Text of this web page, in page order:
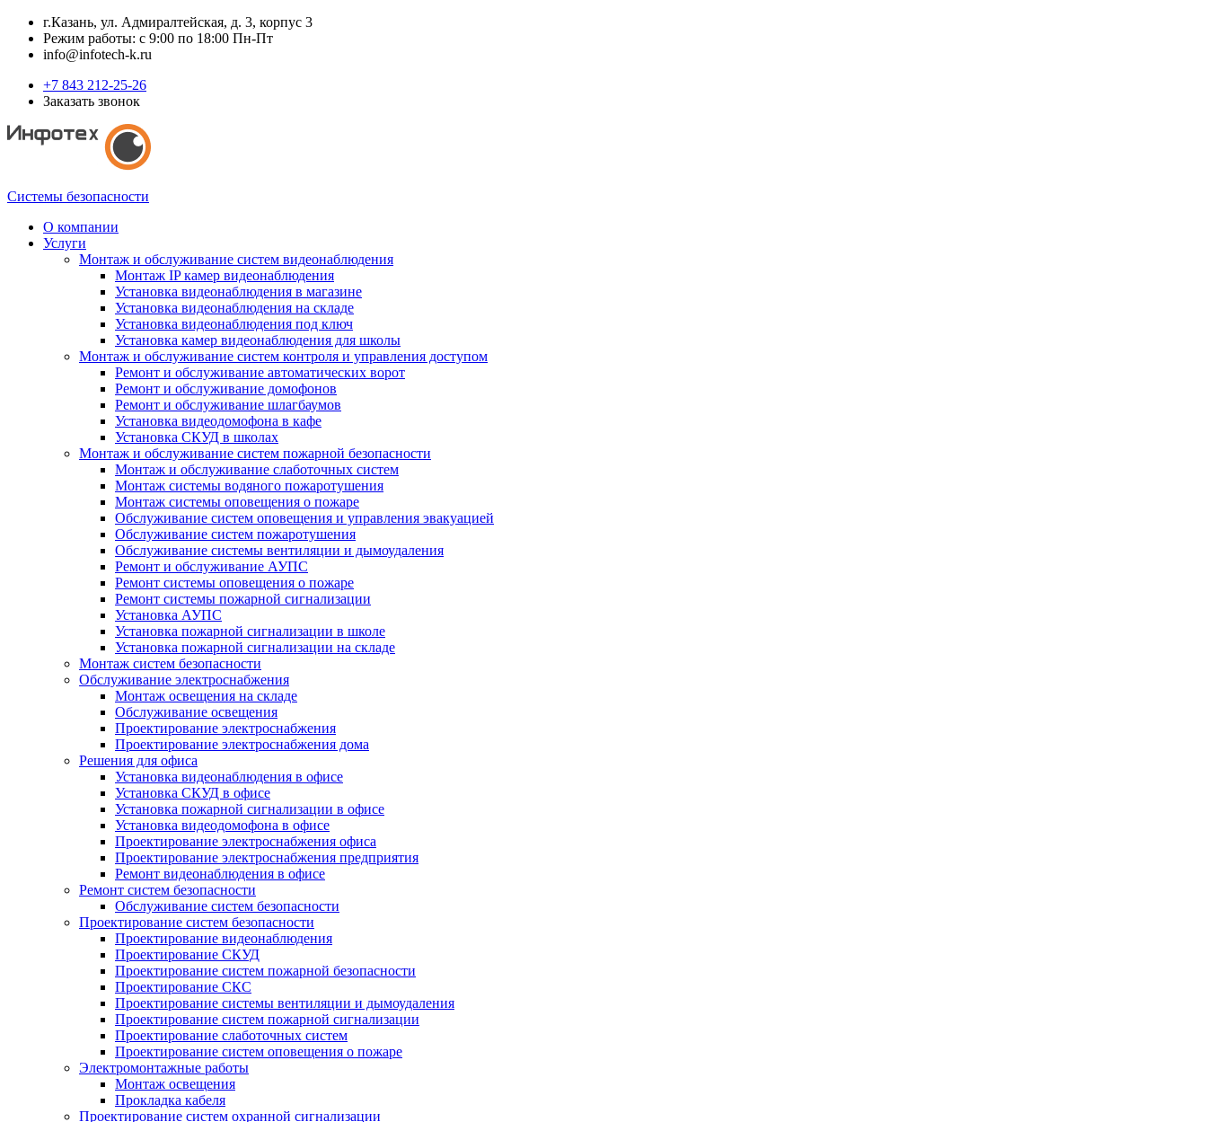
г.Казань, ул. Адмиралтейская, д. 3, корпус 3
Режим работы: с 9:00 по 18:00 Пн-Пт
info@infotech-k.ru
+7 843 212-25-26
Заказать звонок
Системы безопасности
О компании
Услуги
Монтаж и обслуживание систем видеонаблюдения
Монтаж IP камер видеонаблюдения
Установка видеонаблюдения в магазине
Установка видеонаблюдения на складе
Установка видеонаблюдения под ключ
Установка камер видеонаблюдения для школы
Монтаж и обслуживание систем контроля и управления доступом
Ремонт и обслуживание автоматических ворот
Ремонт и обслуживание домофонов
Ремонт и обслуживание шлагбаумов
Установка видеодомофона в кафе
Установка СКУД в школах
Монтаж и обслуживание систем пожарной безопасности
Монтаж и обслуживание слаботочных систем
Монтаж системы водяного пожаротушения
Монтаж системы оповещения о пожаре
Обслуживание систем оповещения и управления эвакуацией
Обслуживание систем пожаротушения
Обслуживание системы вентиляции и дымоудаления
Ремонт и обслуживание АУПС
Ремонт системы оповещения о пожаре
Ремонт системы пожарной сигнализации
Установка АУПС
Установка пожарной сигнализации в школе
Установка пожарной сигнализации на складе
Монтаж систем безопасности
Обслуживание электроснабжения
Монтаж освещения на складе
Обслуживание освещения
Проектирование электроснабжения
Проектирование электроснабжения дома
Решения для офиса
Установка видеонаблюдения в офисе
Установка СКУД в офисе
Установка пожарной сигнализации в офисе
Установка видеодомофона в офисе
Проектирование электроснабжения офиса
Проектирование электроснабжения предприятия
Ремонт видеонаблюдения в офисе
Ремонт систем безопасности
Обслуживание систем безопасности
Проектирование систем безопасности
Проектирование видеонаблюдения
Проектирование СКУД
Проектирование систем пожарной безопасности
Проектирование СКС
Проектирование системы вентиляции и дымоудаления
Проектирование систем пожарной сигнализации
Проектирование слаботочных систем
Проектирование систем оповещения о пожаре
Электромонтажные работы
Монтаж освещения
Прокладка кабеля
Проектирование систем охранной сигнализации